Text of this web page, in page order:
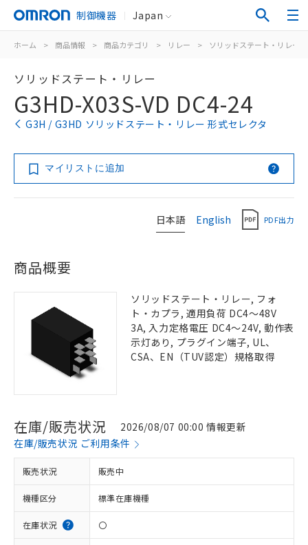
制御機器 Japan
ホーム > 商品情報 > 商品カテゴリ > リレー > ソリッドステート・リレー
ソリッドステート・リレー
G3HD-X03S-VD DC4-24
G3H / G3HD ソリッドステート・リレー 形式セレクタ
マイリストに追加
日本語 English PDF出力
商品概要
ソリッドステート・リレー, フォ
ト・カプラ, 適用負荷 DC4～48V
3A, 入力定格電圧 DC4～24V, 動作表
示灯あり, プラグイン端子, UL、
CSA、EN（TUV認定）規格取得
在庫/販売状況
2026/08/07 00:00 情報更新
在庫/販売状況 ご利用条件
販売状況 販売中
機種区分 標準在庫機種
在庫状況 〇